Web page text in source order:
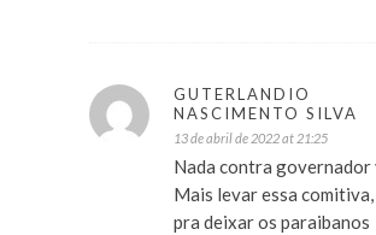
GUTERLANDIO
NASCIMENTO SILVA
13 de abril de 2022 at 21:25
Nada contra
Mais levar essa comitiva,
pra deixar os paraibanos